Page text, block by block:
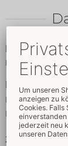
Für Frauen
Daten
Farbe: schwarz
Material: 100%
Zusatzinfo: